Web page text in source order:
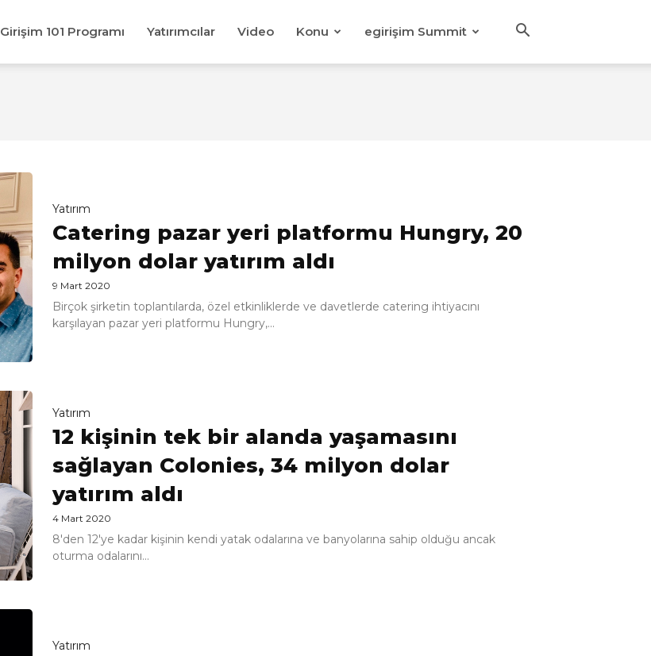
Girişim 101 Programı Yatırımcılar Video Konu egirişim Summit
Yatırım
Catering pazar yeri platformu Hungry, 20
milyon dolar yatırım aldı
9 Mart 2020
Birçok şirketin toplantılarda, özel etkinliklerde ve davetlerde catering ihtiyacını
karşılayan pazar yeri platformu Hungry,...
Yatırım
12 kişinin tek bir alanda yaşamasını
sağlayan Colonies, 34 milyon dolar
yatırım aldı
4 Mart 2020
8'den 12'ye kadar kişinin kendi yatak odalarına ve banyolarına sahip olduğu ancak
oturma odalarını...
Yatırım